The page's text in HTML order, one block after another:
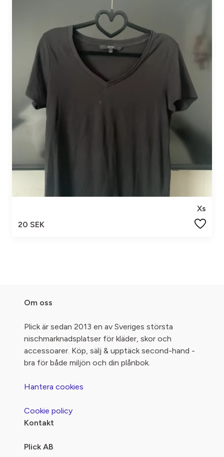
Xs
20 SEK
Om oss
Plick är sedan 2013 en av Sveriges största
nischmarknadsplatser för kläder, skor och
accessoarer. Köp, sälj & upptäck second-hand -
bra för både miljön och din plånbok.
Hantera cookies
Cookie policy
Kontakt
Plick AB